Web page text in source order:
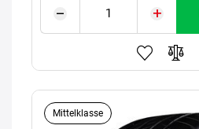
Mittelklasse